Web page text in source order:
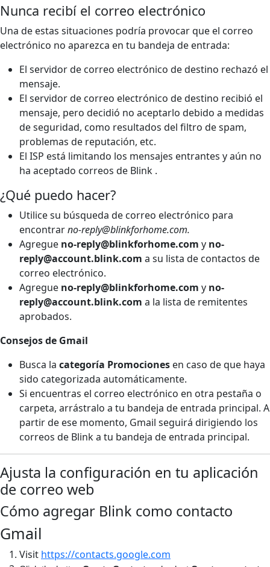
Nunca recibí el correo electrónico
Una de estas situaciones podría provocar que el correo
electrónico no aparezca en tu bandeja de entrada:
El servidor de correo electrónico de destino rechazó el
mensaje.
El servidor de correo electrónico de destino recibió el
mensaje, pero decidió no aceptarlo debido a medidas
de seguridad, como resultados del filtro de spam,
problemas de reputación, etc.
El ISP está limitando los mensajes entrantes y aún no
ha aceptado correos de Blink .
¿Qué puedo hacer?
Utilice su búsqueda de correo electrónico para
encontrarno-reply@blinkforhome.com.
Agregue no-reply@blinkforhome.com y no-
reply@account.blink.com a su lista de contactos de
correo electrónico.
Agregue no-reply@blinkforhome.com y no-
reply@account.blink.com a la lista de remitentes
aprobados.
Consejos de Gmail
Busca la categoría Promociones en caso de que haya
sido categorizada automáticamente.
Si encuentras el correo electrónico en otra pestaña o
carpeta, arrástralo a tu bandeja de entrada principal. A
partir de ese momento, Gmail seguirá dirigiendo los
correos de Blink a tu bandeja de entrada principal.
Ajusta la configuración en tu aplicación
de correo web
Cómo agregar Blink como contacto
Gmail
Visit https://contacts.google.com